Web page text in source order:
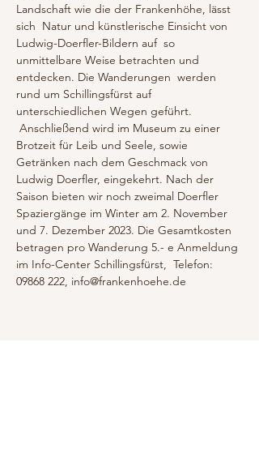
Landschaft wie die der Frankenhöhe, lässt
sich  Natur und künstlerische Einsicht von
Ludwig-Doerfler-Bildern auf  so
unmittelbare Weise betrachten und
entdecken. Die Wanderungen  werden
rund um Schillingsfürst auf
unterschiedlichen Wegen geführt.
Anschließend wird im Museum zu einer
Brotzeit für Leib und Seele, sowie
Getränken nach dem Geschmack von
Ludwig Doerfler, eingekehrt. Nach der
Saison bieten wir noch zweimal Doerfler
Spaziergänge im Winter am 2. November
und 7. Dezember 2023. Die Gesamtkosten
betragen pro Wanderung 5.- e Anmeldung
im Info-Center Schillingsfürst,  Telefon:
09868 222, info@frankenhoehe.de